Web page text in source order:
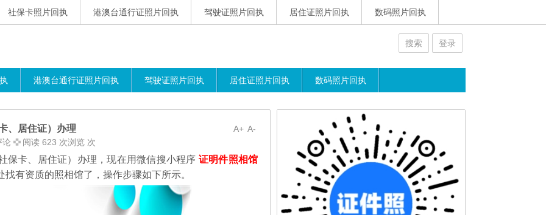
社保卡照片回执 港澳台通行证照片回执 驾驶证照片回执 居住证照片回执 数码照片回执
搜索 登录
港澳台通行证照片回执 驾驶证照片回执 居住证照片回执 数码照片回执
A-
A+
、居住证）办理
论 阅读 623 次浏览 次
保卡、居住证）办理，现在用微信搜小程序 证明件照相馆
有资质的照相馆了，操作步骤如下所示。